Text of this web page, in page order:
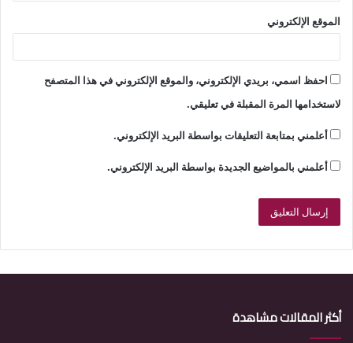
الموقع الإلكتروني
احفظ اسمي، بريدي الإلكتروني، والموقع الإلكتروني في هذا المتصفح
لاستخدامها المرة المقبلة في تعليقي.
أعلمني بمتابعة التعليقات بواسطة البريد الإلكتروني.
أعلمني بالمواضيع الجديدة بواسطة البريد الإلكتروني.
أكثر المقالات مشاهدة